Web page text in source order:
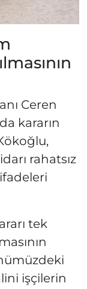
Ceren
kararın
rahatsız
tek
işçilerin